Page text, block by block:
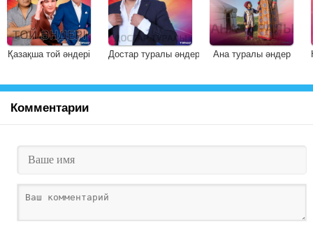
Қазақша той әндері Достар туралы әндер Ана туралы әндер
Комментарии